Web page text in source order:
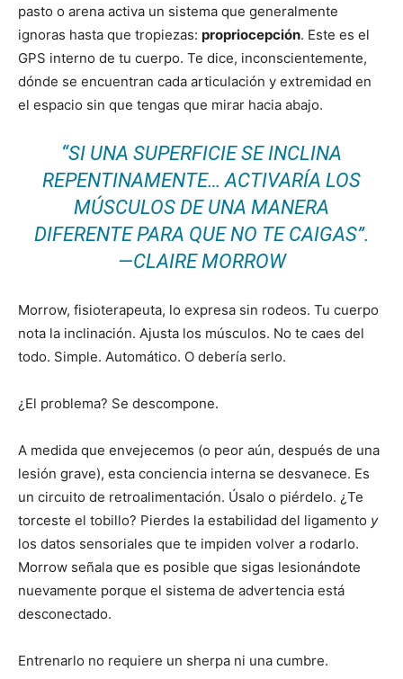
pasto o arena activa un sistema que generalmente
ignoras hasta que tropiezas: propriocepción. Este es el
GPS interno de tu cuerpo. Te dice, inconscientemente,
dónde se encuentran cada articulación y extremidad en
el espacio sin que tengas que mirar hacia abajo.
“SI UNA SUPERFICIE SE INCLINA
REPENTINAMENTE… ACTIVARÍA LOS
MÚSCULOS DE UNA MANERA
DIFERENTE PARA QUE NO TE CAIGAS”.
—CLAIRE MORROW
Morrow, fisioterapeuta, lo expresa sin rodeos. Tu cuerpo
nota la inclinación. Ajusta los músculos. No te caes del
todo. Simple. Automático. O debería serlo.
¿El problema? Se descompone.
A medida que envejecemos (o peor aún, después de una
lesión grave), esta conciencia interna se desvanece. Es
un circuito de retroalimentación. Úsalo o piérdelo. ¿Te
torceste el tobillo? Pierdes la estabilidad del ligamento y
los datos sensoriales que te impiden volver a rodarlo.
Morrow señala que es posible que sigas lesionándote
nuevamente porque el sistema de advertencia está
desconectado.
Entrenarlo no requiere un sherpa ni una cumbre.